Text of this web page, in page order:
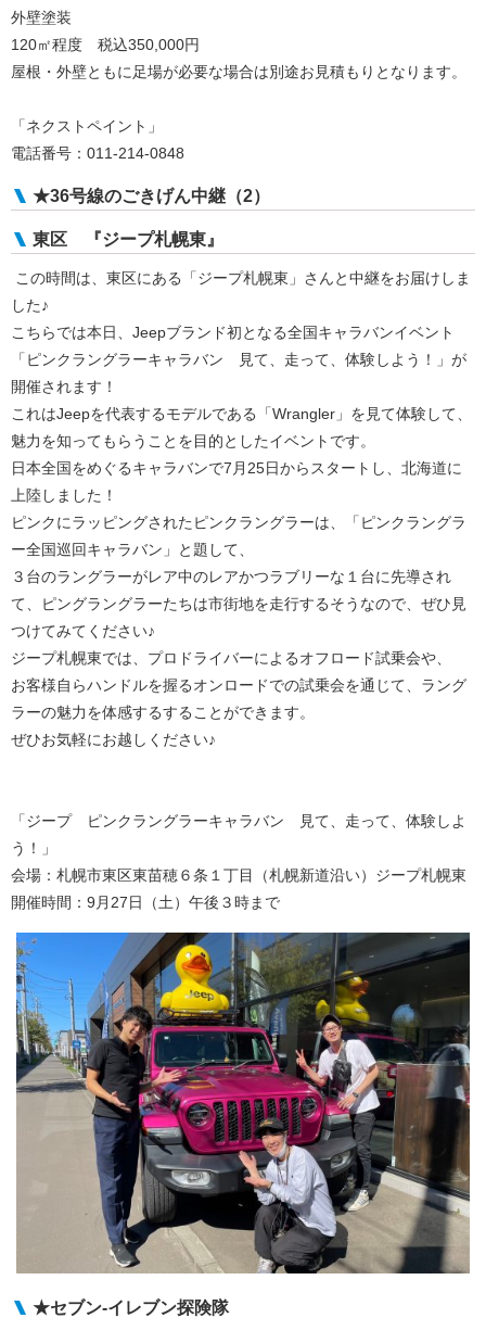
外壁塗装
120㎡程度 税込350,000円
屋根・外壁ともに足場が必要な場合は別途お見積もりとなります。
「ネクストペイント」
電話番号：011-214-0848
★36号線のごきげん中継（2）
東区 『ジープ札幌東』
この時間は、東区にある「ジープ札幌東」さんと中継をお届けしま
した♪
こちらでは本日、Jeepブランド初となる全国キャラバンイベント
「ピンクラングラーキャラバン 見て、走って、体験しよう！」が
開催されます！
これはJeepを代表するモデルである「Wrangler」を見て体験して、
魅力を知ってもらうことを目的としたイベントです。
日本全国をめぐるキャラバンで7月25日からスタートし、北海道に
上陸しました！
ピンクにラッピングされたピンクラングラーは、「ピンクラングラ
ー全国巡回キャラバン」と題して、
３台のラングラーがレア中のレアかつラブリーな１台に先導され
て、ピングラングラーたちは市街地を走行するそうなので、ぜひ見
つけてみてください♪
ジープ札幌東では、プロドライバーによるオフロード試乗会や、
お客様自らハンドルを握るオンロードでの試乗会を通じて、ラング
ラーの魅力を体感するすることができます。
ぜひお気軽にお越しください♪
「ジープ ピンクラングラーキャラバン 見て、走って、体験しよ
う！」
会場：札幌市東区東苗穂６条１丁目（札幌新道沿い）ジープ札幌東
開催時間：9月27日（土）午後３時まで
★セブン-イレブン探険隊